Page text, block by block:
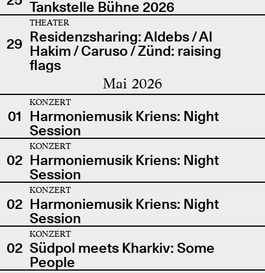
Tankstelle Bühne 2026
29
THEATER
Residenzsharing: Aldebs / Al
Hakim / Caruso / Zünd: raising
flags
Mai 2026
01
KONZERT
Harmoniemusik Kriens: Night
Session
02
KONZERT
Harmoniemusik Kriens: Night
Session
02
KONZERT
Harmoniemusik Kriens: Night
Session
02
KONZERT
Südpol meets Kharkiv: Some
People